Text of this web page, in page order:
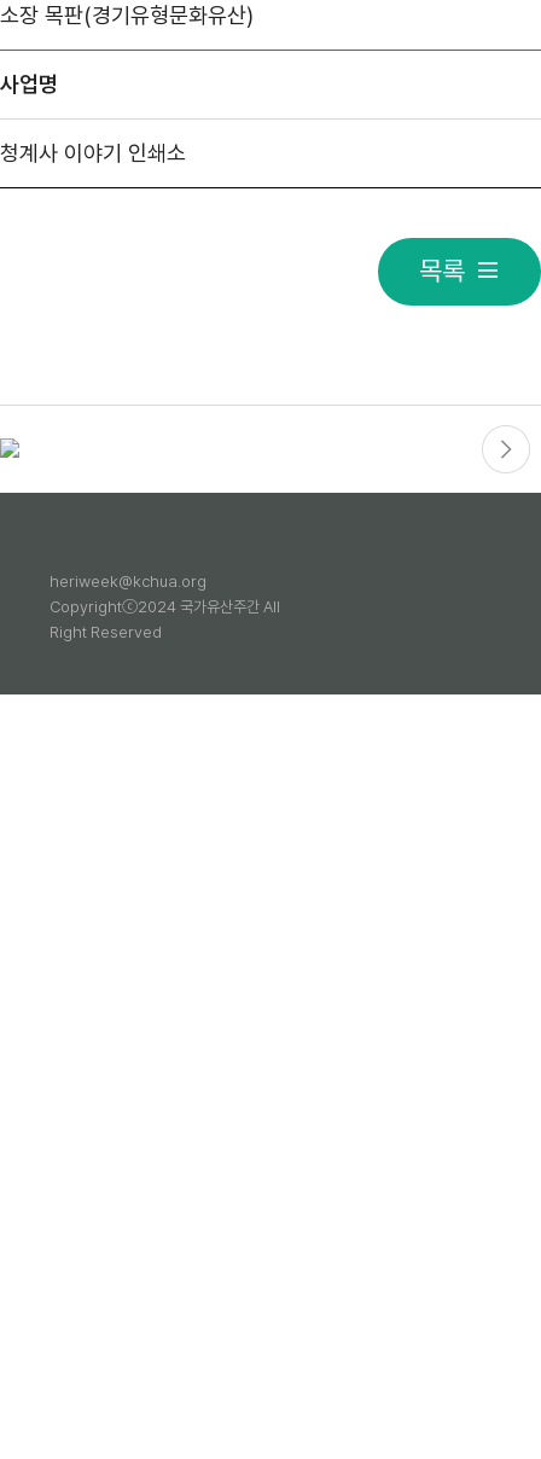
소장 목판(경기유형문화유산)
사업명
청계사 이야기 인쇄소
목록
heriweek@kchua.org
Copyrightⓒ2024 국가유산주간 All
Right Reserved